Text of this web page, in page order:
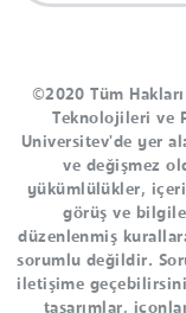
©2020 Tüm
Teknolojileri ve
Universitev'de yer
ve değişmez
yükümlülükler,
görüş ve
düzenlenmiş
sorumlu değildir.
iletişime
tasarımlar,